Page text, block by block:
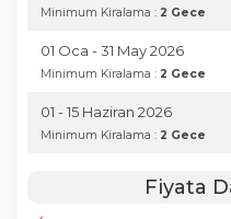
Minimum Kiralama : 2 Gece
01 Oca - 31 May 2026
Minimum Kiralama : 2 Gece
01 - 15 Haziran 2026
Minimum Kiralama : 2 Gece
Fiyata